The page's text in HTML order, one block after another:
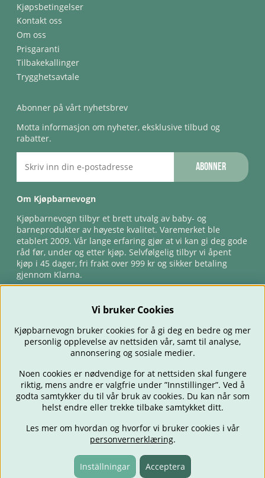
Kjøpsbetingelser
Kontakt oss
Om oss
Prisgaranti
Tilbakekallinger
Trygghetsavtale
Abonner på vårt nyhetsbrev
Motta informasjon om nyheter, eksklusive tilbud og
rabatter.
Abonner
Om Kjøpbarnevogn
Kjøpbarnevogn tilbyr et brett utvalg av baby- og
barneprodukter av høyeste kvalitet. Varemerket ble
etablert 2009. Vår lange erfaring gjør at vi kan gi deg gode
råd før, under og etter kjøp. Selvfølgelig tilbyr vi åpent
kjøp i 45 dager, fri frakt over 999 kr og sikker betaling
gjennom Klarna.
BARNEVOGNER BILSTOLER BABY SPISE & MATE
REISE
FORELDRE
BARNEROMMET LEKER TILBUD
OUTLET
GAVETIPS
Vi bruker Cookies
Kjøpbarnevogn bruker cookies for å gi deg en bedre og mer
personlig opplevelse av nettsiden vår, samt til analyse,
annonsering og sosiale medier.
Noen cookies er nødvendige for at nettsiden skal fungere
riktig, mens andre er valgfrie under ”Innstillinger”. Ved å
godta samtykker du til vår bruk av cookies. Du kan når som
helst endre eller trekke tilbake samtykket ditt.
Les mer om hvordan og hvorfor vi bruker cookies i vår
personvernerklæring.
Inställningar Acceptera